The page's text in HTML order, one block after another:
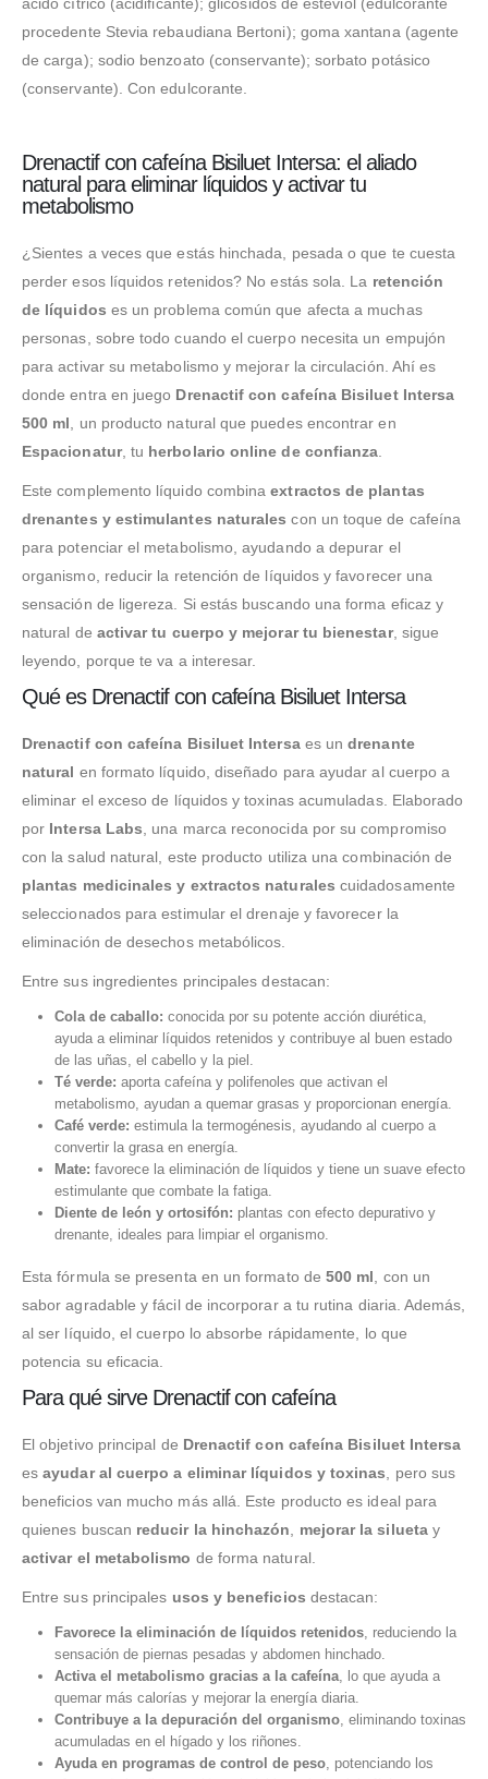
ácido cítrico (acidificante); glicósidos de esteviol (edulcorante
procedente Stevia rebaudiana Bertoni); goma xantana (agente
de carga); sodio benzoato (conservante); sorbato potásico
(conservante). Con edulcorante.
Drenactif con cafeína Bisiluet Intersa: el aliado
natural para eliminar líquidos y activar tu
metabolismo
¿Sientes a veces que estás hinchada, pesada o que te cuesta
perder esos líquidos retenidos? No estás sola. La retención
de líquidos es un problema común que afecta a muchas
personas, sobre todo cuando el cuerpo necesita un empujón
para activar su metabolismo y mejorar la circulación. Ahí es
donde entra en juego Drenactif con cafeína Bisiluet Intersa
500 ml, un producto natural que puedes encontrar en
Espacionatur, tu herbolario online de confianza.
Este complemento líquido combinaextractos de plantas
drenantes y estimulantes naturales con un toque de cafeína
para potenciar el metabolismo, ayudando a depurar el
organismo, reducir la retención de líquidos y favorecer una
sensación de ligereza. Si estás buscando una forma eficaz y
natural de activar tu cuerpo y mejorar tu bienestar, sigue
leyendo, porque te va a interesar.
Qué es Drenactif con cafeína Bisiluet Intersa
Drenactif con cafeína Bisiluet Intersaes undrenante
natural en formato líquido, diseñado para ayudar al cuerpo a
eliminar el exceso de líquidos y toxinas acumuladas. Elaborado
por Intersa Labs, una marca reconocida por su compromiso
con la salud natural, este producto utiliza una combinación de
plantas medicinales y extractos naturales cuidadosamente
seleccionados para estimular el drenaje y favorecer la
eliminación de desechos metabólicos.
Entre sus ingredientes principales destacan:
Cola de caballo: conocida por su potente acción diurética,
ayuda a eliminar líquidos retenidos y contribuye al buen estado
de las uñas, el cabello y la piel.
Té verde: aporta cafeína y polifenoles que activan el
metabolismo, ayudan a quemar grasas y proporcionan energía.
Café verde: estimula la termogénesis, ayudando al cuerpo a
convertir la grasa en energía.
Mate: favorece la eliminación de líquidos y tiene un suave efecto
estimulante que combate la fatiga.
Diente de león y ortosifón: plantas con efecto depurativo y
drenante, ideales para limpiar el organismo.
Esta fórmula se presenta en un formato de 500 ml , con un
sabor agradable y fácil de incorporar a tu rutina diaria. Además,
al ser líquido, el cuerpo lo absorbe rápidamente, lo que
potencia su eficacia.
Para qué sirve Drenactif con cafeína
El objetivo principal de Drenactif con cafeína Bisiluet Intersa
esayudar al cuerpo a eliminar líquidos y toxinas , pero sus
beneficios van mucho más allá. Este producto es ideal para
quienes buscan reducir la hinchazón mejorar la siluetay
activar el metabolismo de forma natural.
Entre sus principales usos y beneficios destacan:
Favorece la eliminación de líquidos retenidos, reduciendo la
sensación de piernas pesadas y abdomen hinchado.
Activa el metabolismo gracias a la cafeína, lo que ayuda a
quemar más calorías y mejorar la energía diaria.
Contribuye a la depuración del organismo, eliminando toxinas
acumuladas en el hígado y los riñones.
Ayuda en programas de control de peso, potenciando los